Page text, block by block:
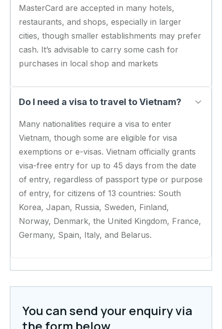
MasterCard are accepted in many hotels,
restaurants, and shops, especially in larger
cities, though smaller establishments may prefer
cash. It’s advisable to carry some cash for
purchases in local shop and markets
Do I need a visa to travel to Vietnam?
Many nationalities require a visa to enter
Vietnam, though some are eligible for visa
exemptions or e-visas. Vietnam officially grants
visa-free entry for up to 45 days from the date
of entry, regardless of passport type or purpose
of entry, for citizens of 13 countries: South
Korea, Japan, Russia, Sweden, Finland,
Norway, Denmark, the United Kingdom, France,
Germany, Spain, Italy, and Belarus.
You can send your enquiry via